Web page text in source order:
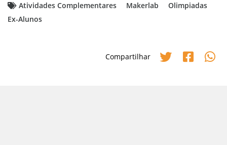
Atividades Complementares Makerlab
Olimpiadas
Ex-Alunos
Compartilhar